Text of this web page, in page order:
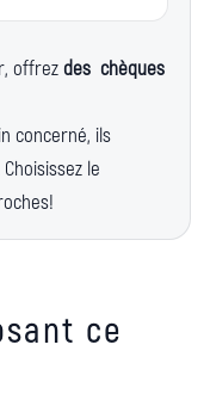
offrezdes chèques
concerné, ils
le
ce